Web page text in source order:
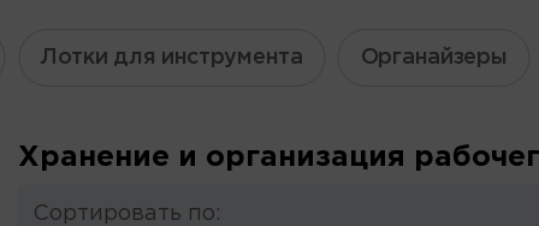
Лотки для инструмента Органайзеры
Хранение и организация
Сортировать по: